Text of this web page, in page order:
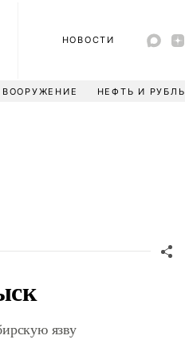
НОВОСТИ
НЕФТЬ И РУБЛЬ
язву